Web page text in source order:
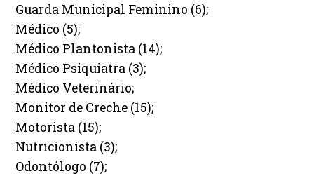
Guarda Municipal Feminino (6);
Médico (5);
Médico Plantonista (14);
Médico Psiquiatra (3);
Médico Veterinário;
Monitor de Creche (15);
Motorista (15);
Nutricionista (3);
Odontólogo (7);